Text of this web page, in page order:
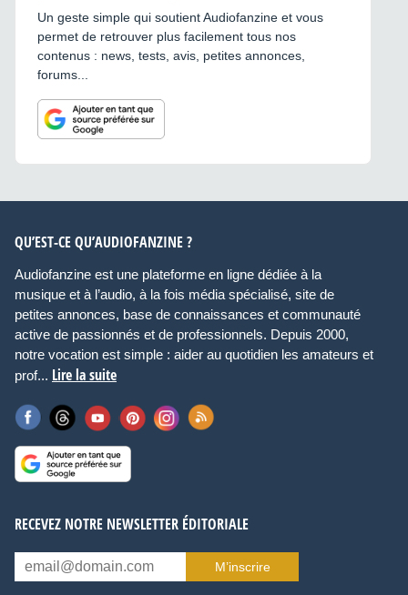
Un geste simple qui soutient Audiofanzine et vous
permet de retrouver plus facilement tous nos
contenus : news, tests, avis, petites annonces,
forums...
QU’EST-CE QU’AUDIOFANZINE ?
Audiofanzine est une plateforme en ligne dédiée à la
musique et à l’audio, à la fois média spécialisé, site de
petites annonces, base de connaissances et communauté
active de passionnés et de professionnels. Depuis 2000,
notre vocation est simple : aider au quotidien les amateurs et
prof... Lire la suite
RECEVEZ NOTRE NEWSLETTER ÉDITORIALE
M’inscrire